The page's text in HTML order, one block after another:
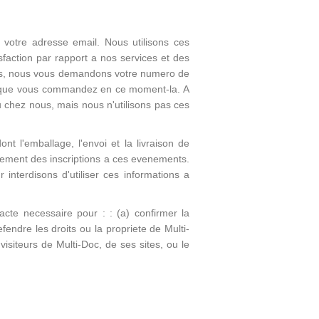
adresse email. Nous utilisons ces
par rapport a nos services et des
nous vous demandons votre numero de
vous commandez en ce moment-la. A
nous, mais nous n'utilisons pas ces
l'emballage, l'envoi et la livraison de
des inscriptions a ces evenements.
d'utiliser ces informations a
necessaire pour : : (a) confirmer la
les droits ou la propriete de Multi-
de Multi-Doc, de ses sites, ou le